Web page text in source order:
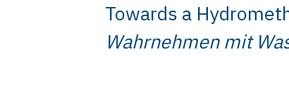
Towards a
Wahrnehmen mit